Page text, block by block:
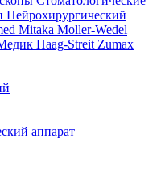
Нейрохирургический
Mitaka Moller-Wedel
Haag-Streit Zumax
аппарат